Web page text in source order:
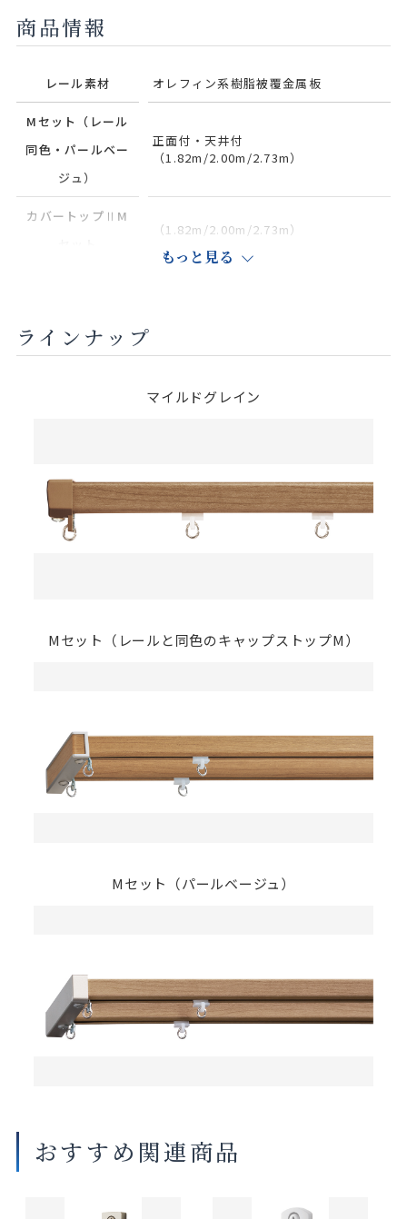
ホガニー
商品情報
レール素材 オレフィン系樹脂被覆金属板
Mセット（レール
同色・パールベー
ジュ）
正面付・天井付
（1.82m/2.00m/2.73m）
カバートップⅡM
（1.82m/2.00m/2.73m）
ト
画像は撮影環境やご覧いただく画面によって色味や印象が異なる場合
がございます。
もっと見る
ラインナップ
マイルドグレイン
Mセット（レールと同色のキャップストップM）
Mセット（パールベージュ）
おすすめ関連商品